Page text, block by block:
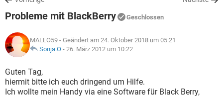
WHATSAPP TIKTOK
FACEBOOK
WHATSAPP TIKTOK
FACEBOOK
SPIELE STREAMING
ANDROID
WINDOWS 10 INSTAGRAM
WHATSAPP
FACEBOOK HARDWARE
SPIELE STREAMING
ANDROID
WINDOWS 10
WHATSAPP TIKTOK
LEXIKON
SPIELE
ANDROID IOS
Probleme mit BlackBerry Geschlossen
MALLO59 - Geändert am 24. Oktober 2018 um 05:21
Sonja.O - 26. März 2012 um 10:22
Guten Tag,
hiermit bitte ich euch dringend um Hilfe.
Ich wollte mein Handy via eine Software für Black Berry,